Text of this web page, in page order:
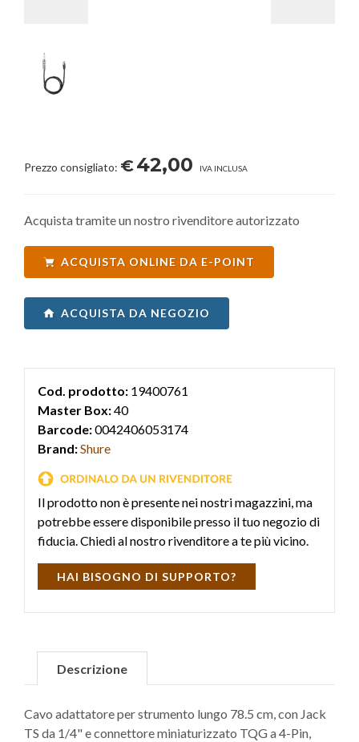
Prezzo consigliato: €42,00 IVA INCLUSA
Acquista tramite un nostro rivenditore autorizzato
ACQUISTA ONLINE DA E-POINT
ACQUISTA DA NEGOZIO
Cod. prodotto: 19400761
Master Box:40
Barcode:0042406053174
Brand:Shure
Il prodotto non è presente nei nostri magazzini, ma
potrebbe essere disponibile presso il tuo negozio di
fiducia. Chiedi al nostro rivenditore a te più vicino.
HAI BISOGNO DI SUPPORTO?
Descrizione
Cavo adattatore per strumento lungo 78.5 cm, con Jack
TS da 1/4" e connettore miniaturizzato TQG a 4-Pin,